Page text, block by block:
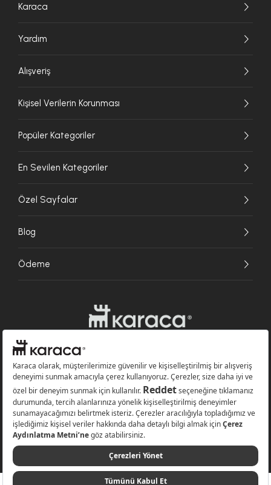
Karaca
Yardım
Alışveriş
Kişisel Verilerin Korunması
Popüler Kategoriler
En Sevilen Kategoriler
Özel Sayfalar
Blog
Ödeme
Websitesinde kullanılan bazı görseller yapay zekâ (AI) ile üretilmiştir.
Karaca.com © 2026 - Karaca Züccaciye A.Ş. Tüm hakları saklıdır.